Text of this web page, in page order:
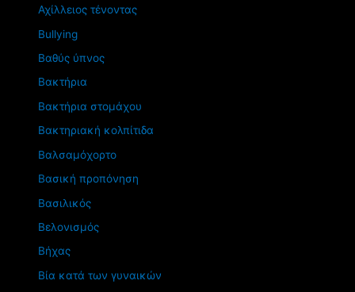
Αχίλλειος τένοντας
Βullying
Βαθύς ύπνος
Βακτήρια
Βακτήρια στομάχου
Βακτηριακή κολπίτιδα
Βαλσαμόχορτο
Βασική προπόνηση
Βασιλικός
Βελονισμός
Βήχας
Βία κατά των γυναικών